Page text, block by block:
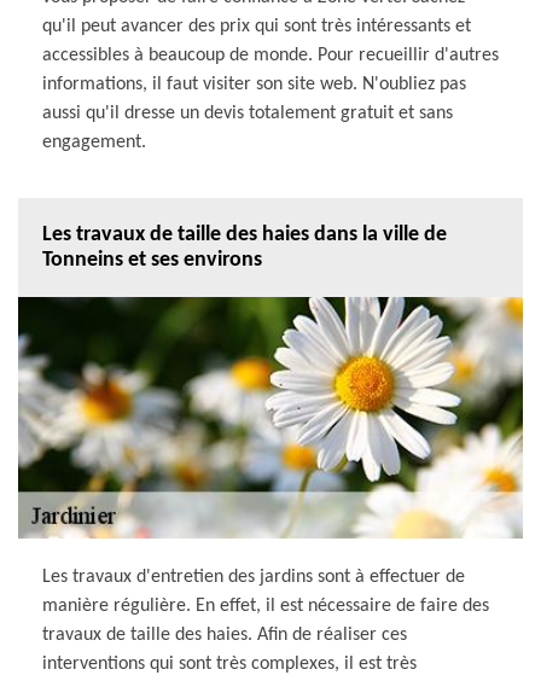
qu'il peut avancer des prix qui sont très intéressants et
accessibles à beaucoup de monde. Pour recueillir d'autres
informations, il faut visiter son site web. N'oubliez pas
aussi qu'il dresse un devis totalement gratuit et sans
engagement.
Les travaux de taille des haies dans la ville de
Tonneins et ses environs
Les travaux d'entretien des jardins sont à effectuer de
manière régulière. En effet, il est nécessaire de faire des
travaux de taille des haies. Afin de réaliser ces
interventions qui sont très complexes, il est très